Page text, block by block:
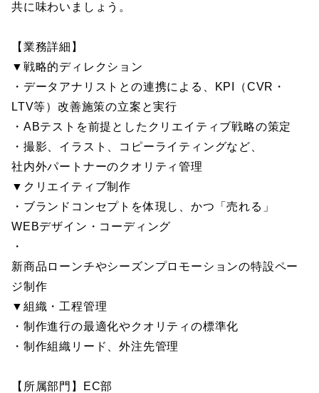
共に味わいましょう。
【業務詳細】
▼戦略的ディレクション
・データアナリストとの連携による、KPI（CVR・
LTV等）改善施策の立案と実行
・ABテストを前提としたクリエイティブ戦略の策定
・撮影、イラスト、コピーライティングなど、
社内外パートナーのクオリティ管理
▼クリエイティブ制作
・ブランドコンセプトを体現し、かつ「売れる」
WEBデザイン・コーディング
・
新商品ローンチやシーズンプロモーションの特設ペー
ジ制作
▼組織・工程管理
・制作進行の最適化やクオリティの標準化
・制作組織リード、外注先管理
【所属部門】EC部